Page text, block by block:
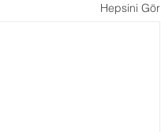
Hepsini Gör